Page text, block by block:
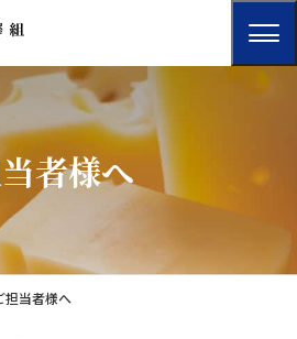
者様へ
担当者様へ